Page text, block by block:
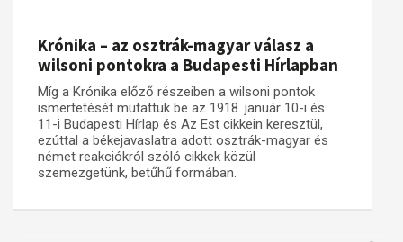
Műhelymunkák
Krónika – az osztrák-magyar válasz a
wilsoni pontokra a Budapesti Hírlapban
Míg a Krónika előző részeiben a wilsoni pontok
ismertetését mutattuk be az 1918. január 10-i és
11-i Budapesti Hírlap és Az Est cikkein keresztül,
ezúttal a békejavaslatra adott osztrák-magyar és
német reakciókról szóló cikkek közül
szemezgetünk, betűhű formában.